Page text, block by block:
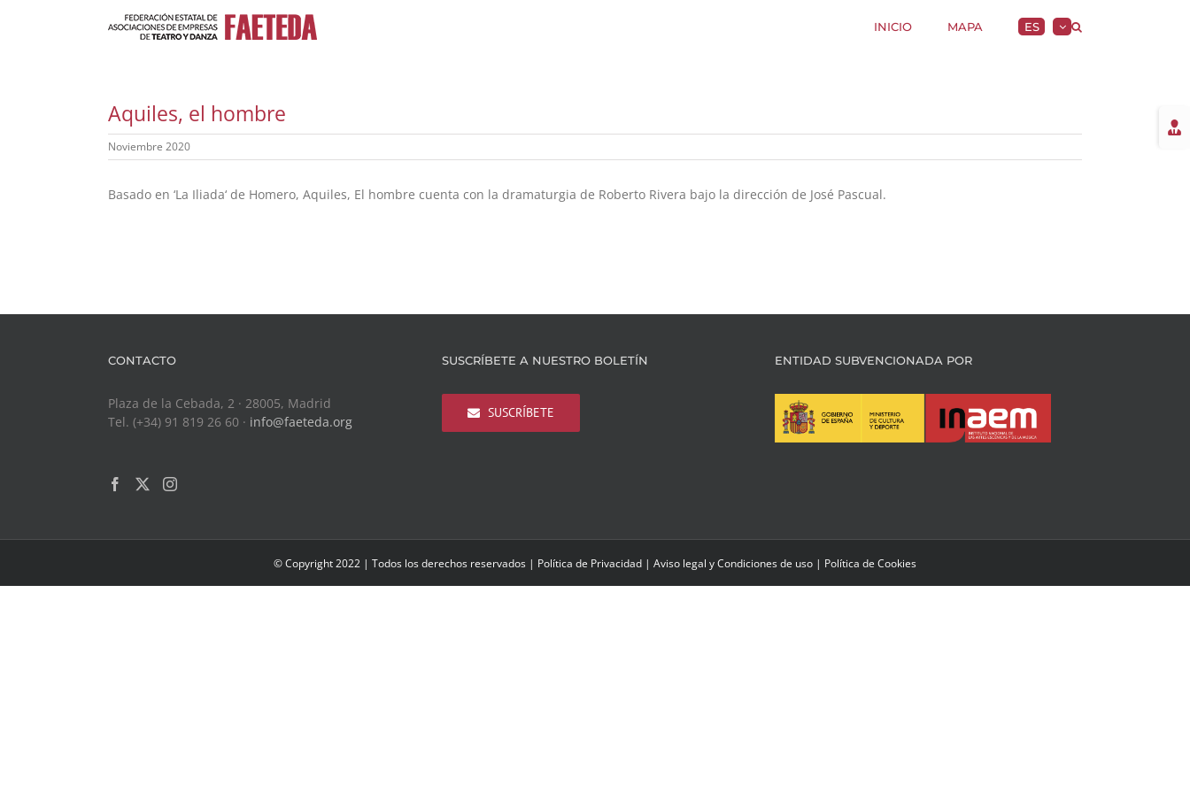
INICIO MAPA ES
Aquiles, el hombre
Noviembre 2020
Basado en ‘La Iliada‘ de Homero, Aquiles, El hombre cuenta con la dramaturgia de Roberto Rivera bajo la dirección de José Pascual.
CONTACTO
Plaza de la Cebada, 2 · 28005, Madrid
Tel. (+34) 91 819 26 60 · info@faeteda.org
SUSCRÍBETE A NUESTRO BOLETÍN
SUSCRÍBETE
ENTIDAD SUBVENCIONADA POR
© Copyright 2022 | Todos los derechos reservados | Política de Privacidad | Aviso legal y Condiciones de uso | Política de Cookies